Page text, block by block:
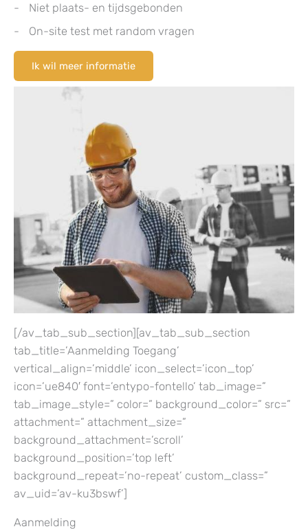
Niet plaats- en tijdsgebonden
On-site test met random vragen
Ik wil meer informatie
[/av_tab_sub_section][av_tab_sub_section
tab_title=’Aanmelding Toegang’
vertical_align=’middle’ icon_select=’icon_top’
icon=’ue840′ font=’entypo-fontello’ tab_image=”
tab_image_style=” color=” background_color=” src=”
attachment=” attachment_size=”
background_attachment=’scroll’
background_position=’top left’
background_repeat=’no-repeat’ custom_class=”
av_uid=’av-ku3bswf’]
Aanmelding